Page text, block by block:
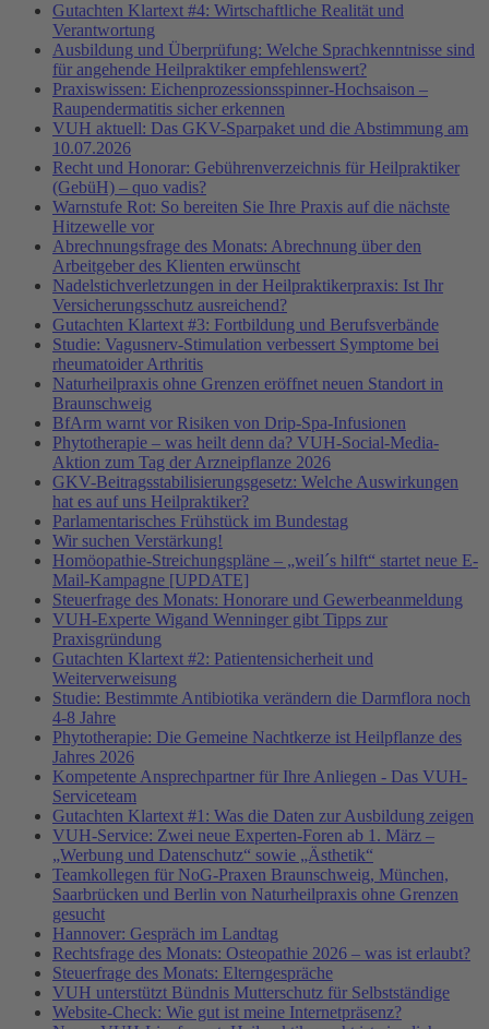
Gutachten Klartext #4: Wirtschaftliche Realität und
Verantwortung
Ausbildung und Überprüfung: Welche Sprachkenntnisse sind
für angehende Heilpraktiker empfehlenswert?
Praxiswissen: Eichenprozessionsspinner-Hochsaison –
Raupendermatitis sicher erkennen
VUH aktuell: Das GKV-Sparpaket und die Abstimmung am
10.07.2026
Recht und Honorar: Gebührenverzeichnis für Heilpraktiker
(GebüH) – quo vadis?
Warnstufe Rot: So bereiten Sie Ihre Praxis auf die nächste
Hitzewelle vor
Abrechnungsfrage des Monats: Abrechnung über den
Arbeitgeber des Klienten erwünscht
Nadelstichverletzungen in der Heilpraktikerpraxis: Ist Ihr
Versicherungsschutz ausreichend?
Gutachten Klartext #3: Fortbildung und Berufsverbände
Studie: Vagusnerv-Stimulation verbessert Symptome bei
rheumatoider Arthritis
Naturheilpraxis ohne Grenzen eröffnet neuen Standort in
Braunschweig
BfArm warnt vor Risiken von Drip-Spa-Infusionen
Phytotherapie – was heilt denn da? VUH-Social-Media-
Aktion zum Tag der Arzneipflanze 2026
GKV-Beitragsstabilisierungsgesetz: Welche Auswirkungen
hat es auf uns Heilpraktiker?
Parlamentarisches Frühstück im Bundestag
Wir suchen Verstärkung!
Homöopathie-Streichungspläne – „weil´s hilft“ startet neue E-
Mail-Kampagne [UPDATE]
Steuerfrage des Monats: Honorare und Gewerbeanmeldung
VUH-Experte Wigand Wenninger gibt Tipps zur
Praxisgründung
Gutachten Klartext #2: Patientensicherheit und
Weiterverweisung
Studie: Bestimmte Antibiotika verändern die Darmflora noch
4-8 Jahre
Phytotherapie: Die Gemeine Nachtkerze ist Heilpflanze des
Jahres 2026
Kompetente Ansprechpartner für Ihre Anliegen - Das VUH-
Serviceteam
Gutachten Klartext #1: Was die Daten zur Ausbildung zeigen
VUH-Service: Zwei neue Experten-Foren ab 1. März –
„Werbung und Datenschutz“ sowie „Ästhetik“
Teamkollegen für NoG-Praxen Braunschweig, München,
Saarbrücken und Berlin von Naturheilpraxis ohne Grenzen
gesucht
Hannover: Gespräch im Landtag
Rechtsfrage des Monats: Osteopathie 2026 – was ist erlaubt?
Steuerfrage des Monats: Elterngespräche
VUH unterstützt Bündnis Mutterschutz für Selbstständige
Website-Check: Wie gut ist meine Internetpräsenz?